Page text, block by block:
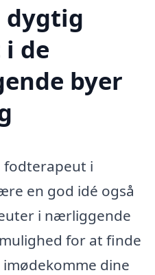
dygtig
de
byer
fodterapeut i
en god idé også
i nærliggende
for at finde
dine